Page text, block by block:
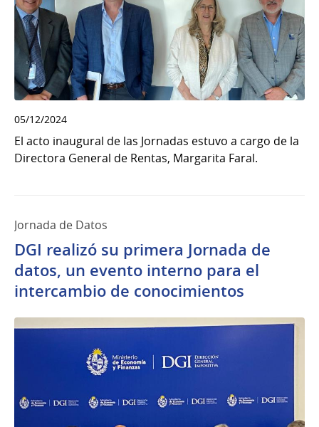
05/12/2024
El acto inaugural de las Jornadas estuvo a cargo de la
Directora General de Rentas, Margarita Faral.
Jornada de Datos
DGI realizó su primera Jornada de
datos, un evento interno para el
intercambio de conocimientos